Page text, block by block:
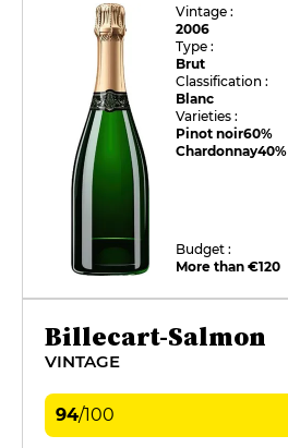
Vintage :
2006
Type :
Brut
Classification :
Blanc
Varieties :
Pinot noir60%
Chardonnay40%
Budget :
More than €120
Billecart-Salmon
VINTAGE
94/100